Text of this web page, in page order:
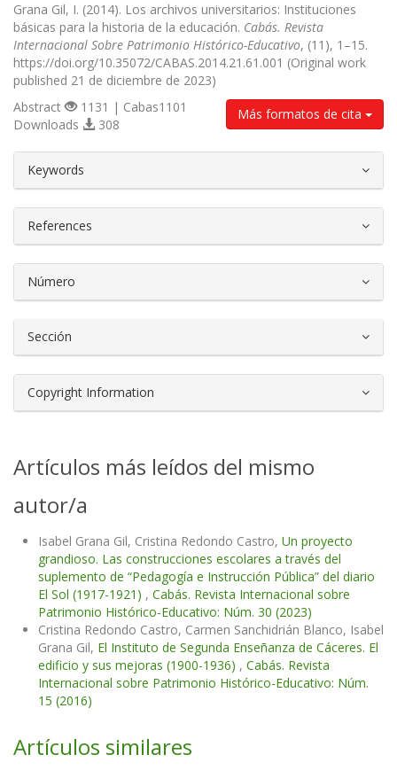
Grana Gil, I. (2014). Los archivos universitarios: Instituciones
básicas para la historia de la educación. Cabás. Revista
Internacional Sobre Patrimonio Histórico-Educativo, (11), 1–15.
https://doi.org/10.35072/CABAS.2014.21.61.001 (Original work
published 21 de diciembre de 2023)
Más formatos de cita
Abstract
1131 | Cabas1101
Downloads
308
Keywords
References
Número
Sección
Copyright Information
Artículos más leídos del mismo
autor/a
Isabel Grana Gil, Cristina Redondo Castro, Un proyecto
grandioso. Las construcciones escolares a través del
suplemento de “Pedagogía e Instrucción Pública” del diario
El Sol (1917-1921) , Cabás. Revista Internacional sobre
Patrimonio Histórico-Educativo: Núm. 30 (2023)
Cristina Redondo Castro, Carmen Sanchidrián Blanco, Isabel
Grana Gil, El Instituto de Segunda Enseñanza de Cáceres. El
edificio y sus mejoras (1900-1936) , Cabás. Revista
Internacional sobre Patrimonio Histórico-Educativo: Núm.
15 (2016)
Artículos similares